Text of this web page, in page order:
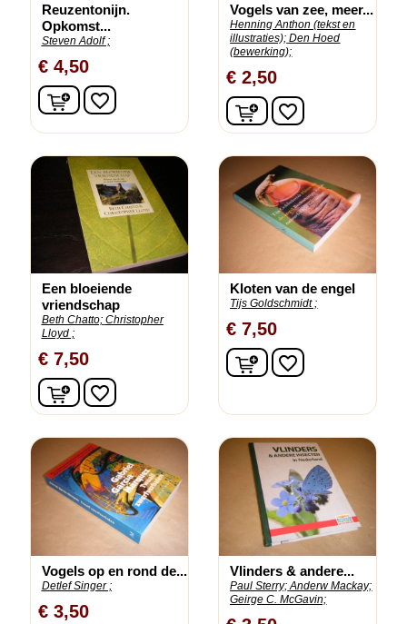
Reuzentonijn.
Opkomst...
Steven Adolf ;
€ 4,50
In winkelwagen
favorite_border
Vogels van zee, meer...
Henning Anthon (tekst en
illustraties); Den Hoed
(bewerking);
€ 2,50
In winkelwagen
favorite_border
Een bloeiende
vriendschap
Beth Chatto; Christopher
Lloyd ;
€ 7,50
In winkelwagen
favorite_border
Kloten van de engel
Tijs Goldschmidt ;
€ 7,50
In winkelwagen
favorite_border
Vogels op en rond de...
Detlef Singer ;
€ 3,50
Vlinders & andere...
Paul Sterry; Anderw Mackay;
Geirge C. McGavin;